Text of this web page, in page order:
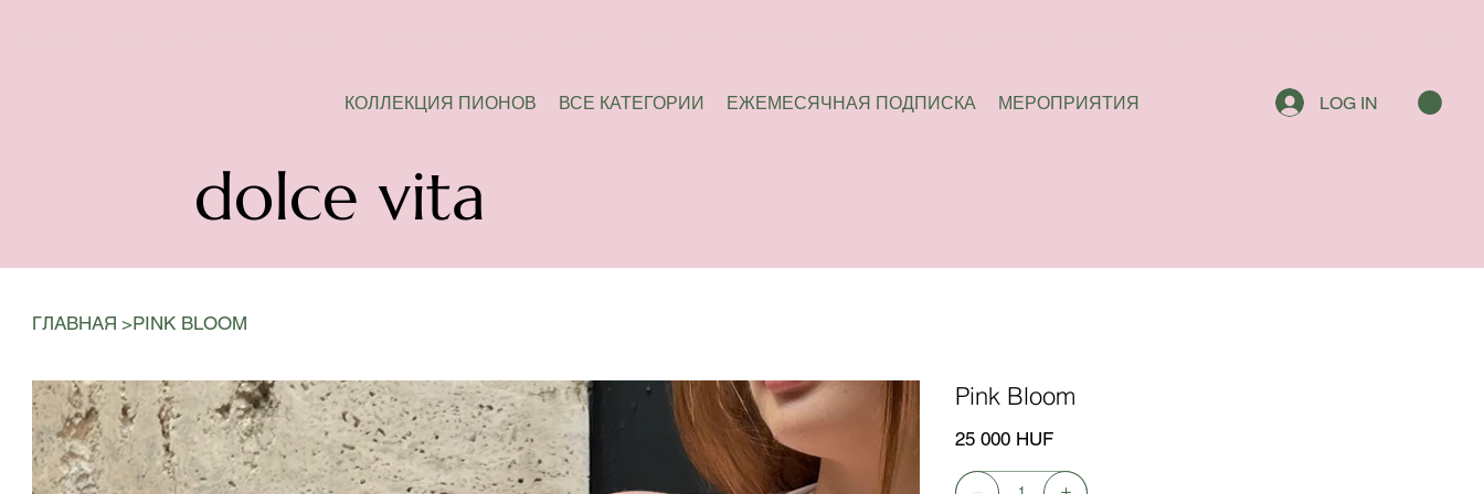
LOG IN
dolce vita
КОЛЛЕКЦИЯ ПИОНОВ ВСЕ КАТЕГОРИИ ЕЖЕМЕСЯЧНАЯ ПОДПИСКА МЕРОПРИЯТИЯ
ГЛАВНАЯ >PINK BLOOM
Pink Bloom
25 000 HUF